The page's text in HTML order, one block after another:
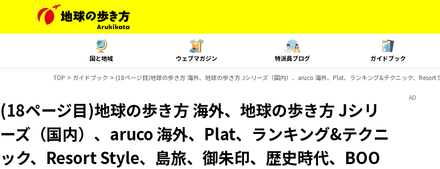
国と地域 ウェブマガジン 特派員ブログ ガイドブック
TOP ガイドブック (18ページ目)地球の歩き方 海外、地球の歩き方 Jシリーズ（国内）、aruco 海外、Plat、ランキング&テクニック、
(18ページ目)地球の歩き方 海外、地球の歩き方 Jシリ
ーズ（国内）、aruco 海外、Plat、ランキング&テクニ
ック、Resort Style、島旅、御朱印、歴史時代、BOO
AD